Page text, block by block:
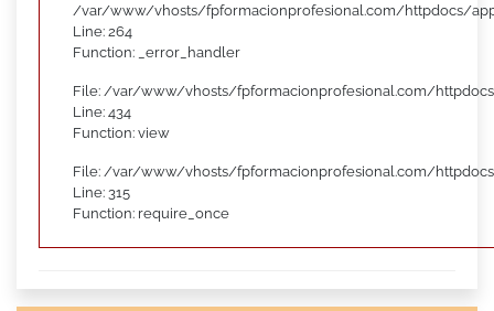
/var/www/vhosts/fpformacionprofesional.com/httpdocs/
Line: 264
Function: _error_handler
File: /var/www/vhosts/fpformacionprofesional.com/
Line: 434
Function: view
File: /var/www/vhosts/fpformacionprofesional.com/
Line: 315
Function: require_once